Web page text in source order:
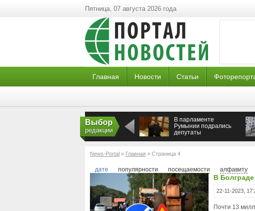
Пятница, 07 августа 2026 года
Главная Новости Статьи
Выбор
редакции
В парламенте
Румынии подрались
депутаты
News-Portal » Главная » Страница 4
дате популярности посещаемости алфавиту
В
22-11-2023,
Почти 13